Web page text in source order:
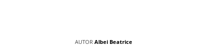
AUTOR Albei Beatrice